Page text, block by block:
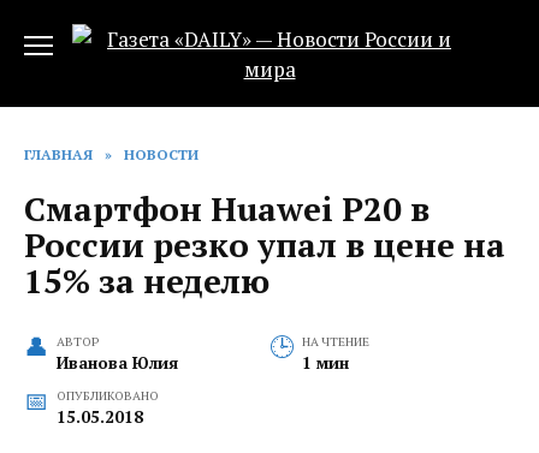
ГЛАВНАЯ » НОВОСТИ
Смартфон Huawei P20 в
России резко упал в цене на
15% за неделю‍
АВТОР
Иванова Юлия
НА ЧТЕНИЕ
1 мин
ОПУБЛИКОВАНО
15.05.2018